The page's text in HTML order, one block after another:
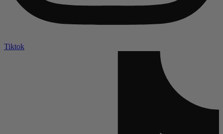
Tiktok